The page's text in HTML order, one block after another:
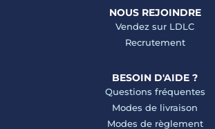
NOUS REJOINDRE
Vendez sur LDLC
Recrutement
BESOIN D'AIDE ?
Questions fréquentes
Modes de livraison
Modes de règlement